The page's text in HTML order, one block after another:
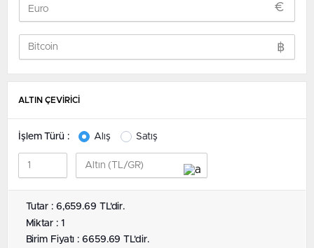
€
฿
ALTIN ÇEVİRİCİ
İşlem Türü : Alış Satış
Tutar : 6,659.69 TL'dir.
Miktar : 1
Birim Fiyatı : 6659.69 TL'dir.